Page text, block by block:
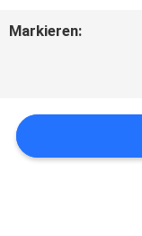
Markieren: